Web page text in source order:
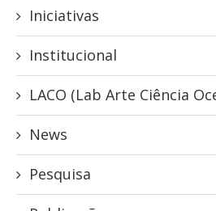
Iniciativas
Institucional
LACO (Lab Arte Ciência
News
Pesquisa